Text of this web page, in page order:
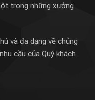
trong những xưởng
và đa dạng về chủng
cầu của Quý khách.